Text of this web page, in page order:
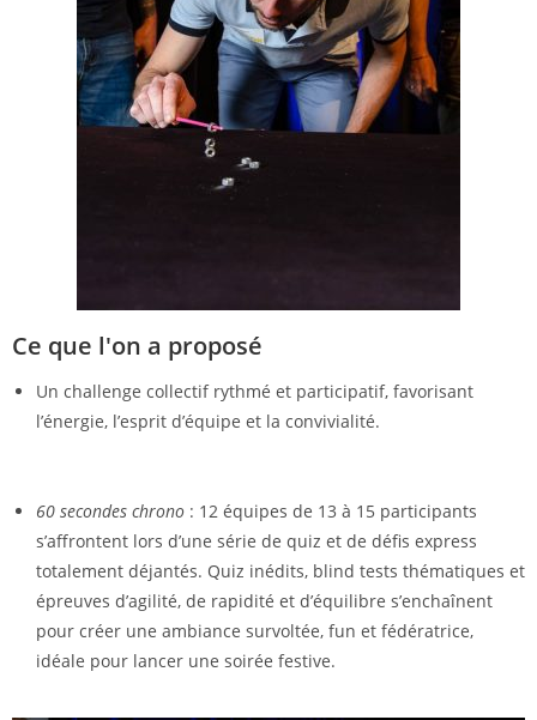
Ce que l'on a proposé
Un challenge collectif rythmé et participatif, favorisant
l’énergie, l’esprit d’équipe et la convivialité.
60 secondes chrono : 12 équipes de 13 à 15 participants
s’affrontent lors d’une série de quiz et de défis express
totalement déjantés. Quiz inédits, blind tests thématiques et
épreuves d’agilité, de rapidité et d’équilibre s’enchaînent
pour créer une ambiance survoltée, fun et fédératrice,
idéale pour lancer une soirée festive.